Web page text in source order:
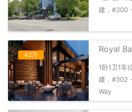
建，#300
42万
Royal
1卧1卫1车
建，#302
Way